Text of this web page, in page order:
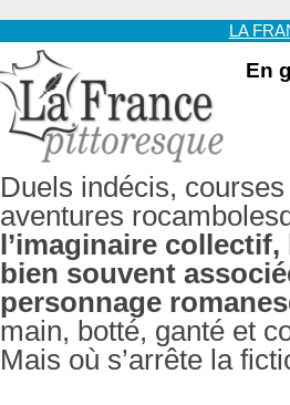
LA
En
Duels indécis,
aventures
l’imaginaire collectif,
bien souvent
personnage
main, botté, ganté et
Mais où s’arrête la